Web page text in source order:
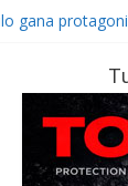
Bolden para
creció un
si
47ª,